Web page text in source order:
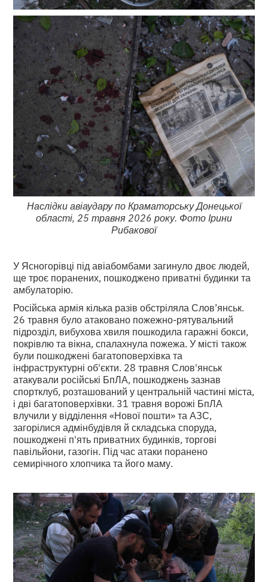
Наслідки авіаудару по Краматорську Донецької
області, 25 травня 2026 року. Фото Ірини
Рибакової
У Ясногорівці під авіабомбами загинуло двоє людей,
ще троє поранених, пошкоджено приватні будинки та
амбулаторію.
Російська армія кілька разів обстріляла Слов’янськ.
26 травня було атаковано пожежно-рятувальний
підрозділ, вибухова хвиля пошкодила гаражні бокси,
покрівлю та вікна, спалахнула пожежа. У місті також
були пошкоджені багатоповерхівка та
інфраструктурні об'єкти. 28 травня Слов'янськ
атакували російські БпЛА, пошкоджень зазнав
спортклуб, розташований у центральній частині міста,
і дві багатоповерхівки. 31 травня ворожі БпЛА
влучили у відділення «Нової пошти» та АЗС,
загорілися адмінбудівля й складська споруда,
пошкоджені п'ять приватних будинків, торгові
павільйони, газогін. Під час атаки поранено
семирічного хлопчика та його маму.